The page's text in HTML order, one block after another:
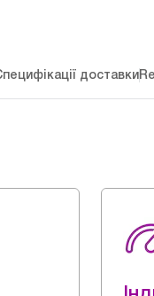
доставки